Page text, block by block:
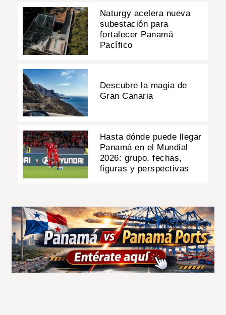
Naturgy acelera nueva
subestación para
fortalecer Panamá
Pacífico
Descubre la magia de
Gran Canaria
Hasta dónde puede llegar
Panamá en el Mundial
2026: grupo, fechas,
figuras y perspectivas